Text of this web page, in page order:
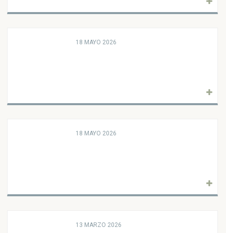
18 MAYO 2026
18 MAYO 2026
13 MARZO 2026